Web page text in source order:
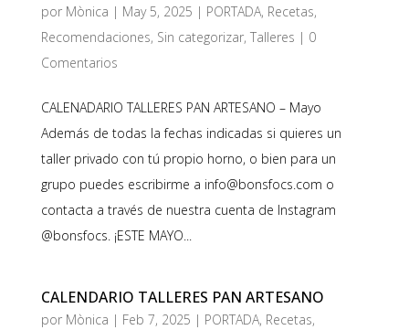
por Mònica | May 5, 2025 | PORTADA, Recetas,
Recomendaciones, Sin categorizar, Talleres | 0
Comentarios
CALENADARIO TALLERES PAN ARTESANO – Mayo
Además de todas la fechas indicadas si quieres un
taller privado con tú propio horno, o bien para un
grupo puedes escribirme a info@bonsfocs.com o
contacta a través de nuestra cuenta de Instagram
@bonsfocs. ¡ESTE MAYO...
CALENDARIO TALLERES PAN ARTESANO
por Mònica | Feb 7, 2025 | PORTADA, Recetas,